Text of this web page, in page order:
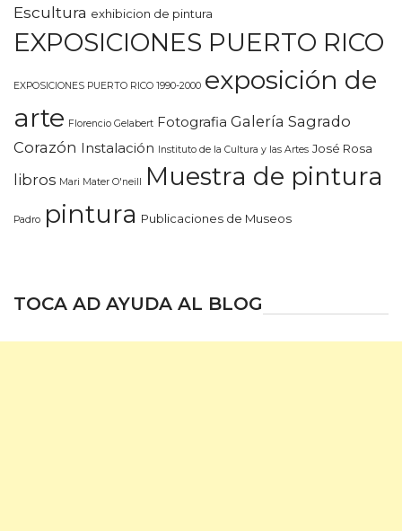
Escultura exhibicion de pintura
EXPOSICIONES PUERTO RICO
EXPOSICIONES PUERTO RICO 1990-2000 exposición de
arte Florencio Gelabert Fotografia Galería Sagrado
Corazón
Instalación Instituto de la Cultura y las Artes José Rosa
libros Mari Mater O'neill Muestra de pintura
Padro pintura Publicaciones de Museos
TOCA AD AYUDA AL BLOG